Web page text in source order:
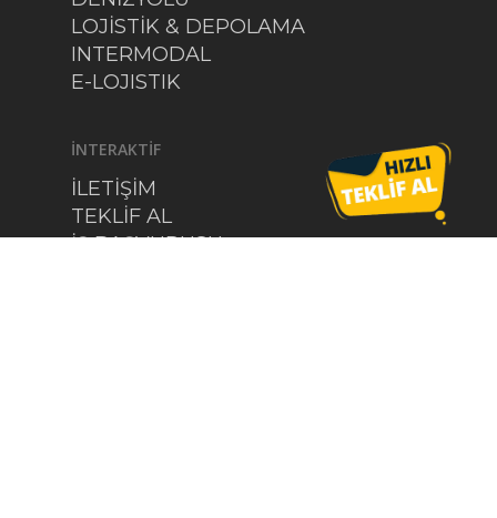
LOJİSTİK & DEPOLAMA
INTERMODAL
E-LOJISTIK
İNTERAKTİF
İLETİŞİM
TEKLİF AL
İŞ BAŞVURUSU